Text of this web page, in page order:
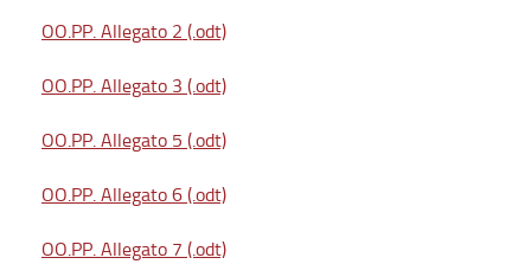
OO.PP. Allegato 2 (.odt)
OO.PP. Allegato 3 (.odt)
OO.PP. Allegato 5 (.odt)
OO.PP. Allegato 6 (.odt)
OO.PP. Allegato 7 (.odt)